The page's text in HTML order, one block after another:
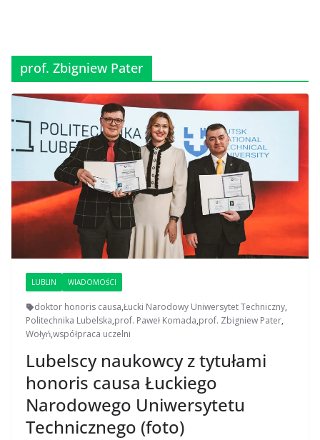
prof. Zbigniew Pater
LUBLIN WIADOMOŚCI
doktor honoris causa,Łucki Narodowy Uniwersytet Techniczny,
Politechnika Lubelska,prof. Paweł Komada,prof. Zbigniew Pater,
Wołyń,współpraca uczelni
Lubelscy naukowcy z tytułami
honoris causa Łuckiego
Narodowego Uniwersytetu
Technicznego (foto)